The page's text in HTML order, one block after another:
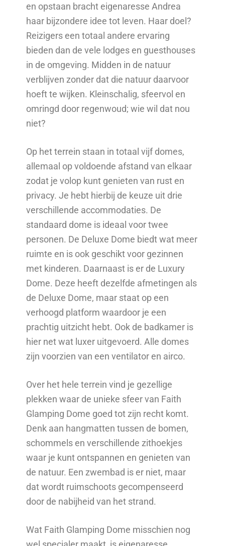
en opstaan bracht eigenaresse Andrea
haar bijzondere idee tot leven. Haar doel?
Reizigers een totaal andere ervaring
bieden dan de vele lodges en guesthouses
in de omgeving. Midden in de natuur
verblijven zonder dat die natuur daarvoor
hoeft te wijken. Kleinschalig, sfeervol en
omringd door regenwoud; wie wil dat nou
niet?
Op het terrein staan in totaal vijf domes,
allemaal op voldoende afstand van elkaar
zodat je volop kunt genieten van rust en
privacy. Je hebt hierbij de keuze uit drie
verschillende accommodaties. De
standaard dome is ideaal voor twee
personen. De Deluxe Dome biedt wat meer
ruimte en is ook geschikt voor gezinnen
met kinderen. Daarnaast is er de Luxury
Dome. Deze heeft dezelfde afmetingen als
de Deluxe Dome, maar staat op een
verhoogd platform waardoor je een
prachtig uitzicht hebt. Ook de badkamer is
hier net wat luxer uitgevoerd. Alle domes
zijn voorzien van een ventilator en airco.
Over het hele terrein vind je gezellige
plekken waar de unieke sfeer van Faith
Glamping Dome goed tot zijn recht komt.
Denk aan hangmatten tussen de bomen,
schommels en verschillende zithoekjes
waar je kunt ontspannen en genieten van
de natuur. Een zwembad is er niet, maar
dat wordt ruimschoots gecompenseerd
door de nabijheid van het strand.
Wat Faith Glamping Dome misschien nog